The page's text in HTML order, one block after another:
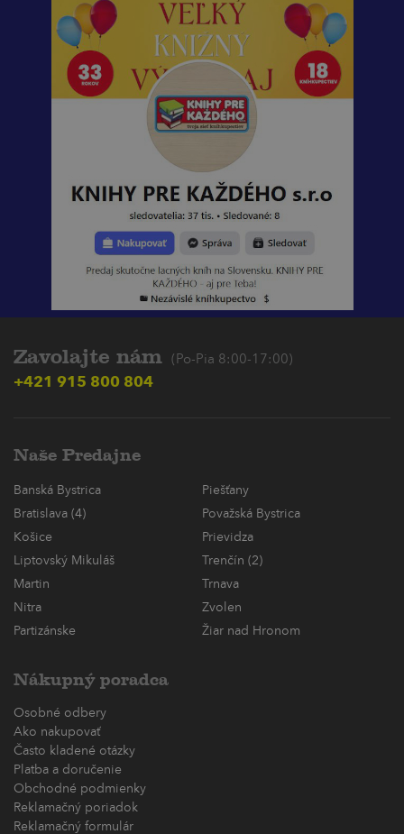
Zavolajte nám (Po-Pia 8:00-17:00)
+421 915 800 804
Naše Predajne
Banská Bystrica
Piešťany
Bratislava (4)
Považská Bystrica
Košice
Prievidza
Liptovský Mikuláš
Trenčín (2)
Martin
Trnava
Nitra
Zvolen
Partizánske
Žiar nad Hronom
Nákupný poradca
Osobné odbery
Ako nakupovať
Často kladené otázky
Platba a doručenie
Obchodné podmienky
Reklamačný poriadok
Reklamačný formulár